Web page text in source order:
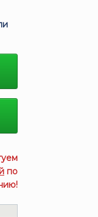
по